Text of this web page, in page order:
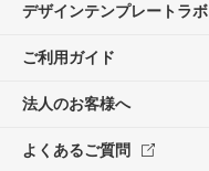
デザインテンプレートラボ
ご利用ガイド
法人のお客様へ
よくあるご質問